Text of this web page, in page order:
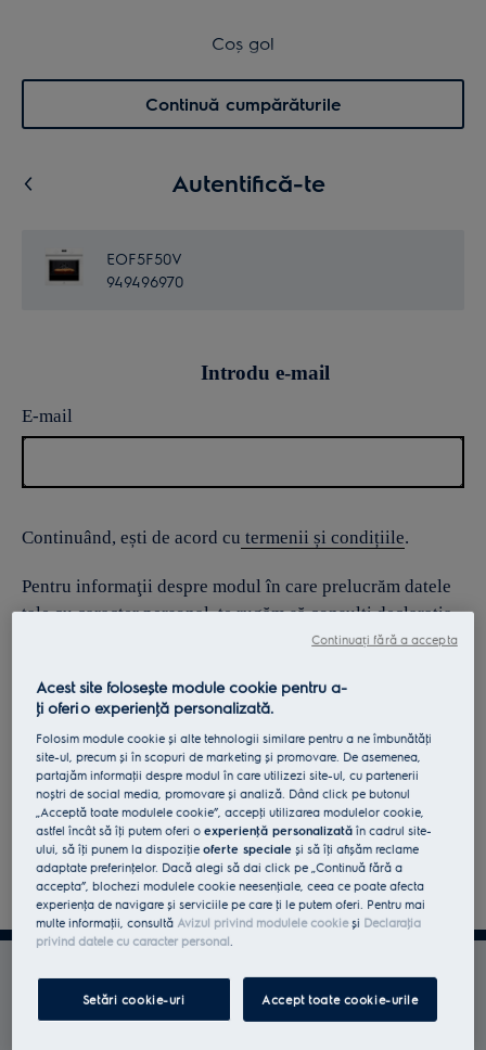
Menu 0
Coș de cumpărături
Coș gol
Continuă cumpărăturile
Autentifică-te
EOF5F50V
949496970
Introdu e-mail
E-mail
Continuând, ești de acord cu termenii și condițiile.
Pentru informaţii despre modul în care prelucrăm datele
tale cu caracter personal, te rugăm să consulţi declaraţia
Profită la maxim de
Electrolux
Acest site folosește module cookie pentru a-
ţi oferi o experienţă personalizată.
Folosim module cookie și alte tehnologii similare pentru a ne îmbunătăţi
site-ul, precum și în scopuri de marketing și promovare. De asemenea,
partajăm informaţii despre modul în care utilizezi site-ul, cu partenerii
noștri de social media, promovare și analiză. Dând click pe butonul
„Acceptă toate modulele cookie”, accepţi utilizarea modulelor cookie,
astfel încât să îţi putem oferi oexperienţă personalizată în cadrul site-
ului, să îţi punem la dispoziţieoferte speciale și să îţi afișăm reclame
adaptate preferinţelor. Dacă alegi să dai click pe „Continuă fără a
accepta”, blochezi modulele cookie neesenţiale, ceea ce poate afecta
experienţa de navigare și serviciile pe care ţi le putem oferi. Pentru mai
multe informaţii, consultă Avizul privind modulele cookieși Declaraţia
privind datele cu caracter personal.
Setări cookie-uri Accept toate cookie-urile
Continuați fără a accepta